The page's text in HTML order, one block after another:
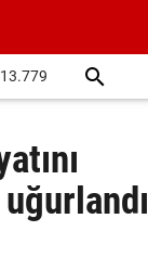
13.779